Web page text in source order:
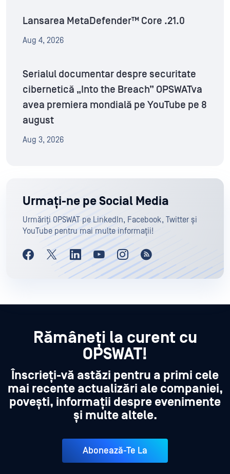
Lansarea MetaDefender™ Core .21.0
Aug 4, 2026
Serialul documentar despre securitate
cibernetică „Into the Breach” OPSWATva
avea premiera mondială pe YouTube pe 8
august
Aug 3, 2026
Urmați-ne pe Social Media
Urmăriți OPSWAT pe LinkedIn, Facebook, Twitter și
YouTube pentru mai multe informații!
Rămâneți la curent cu
OPSWAT!
Înscrieți-vă astăzi pentru a primi cele
mai recente actualizări ale companiei,
povești, informații despre evenimente
și multe altele.
Abonează-Te La